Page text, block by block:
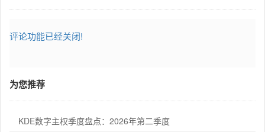
评论功能已经关闭!
为您推荐
KDE数字主权季度盘点：2026年第二季度